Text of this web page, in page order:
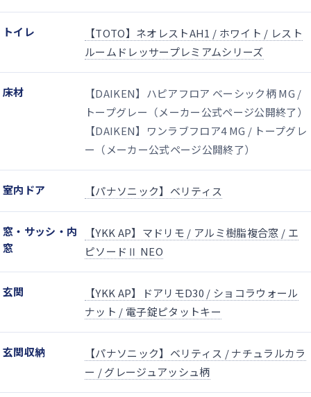
トイレ
【TOTO】ネオレストAH1 / ホワイト / レスト
ルームドレッサープレミアムシリーズ
床材
【DAIKEN】ハピアフロア ベーシック柄 MG /
トープグレー（メーカー公式ページ公開終了）
【DAIKEN】ワンラブフロア4 MG / トープグレ
ー（メーカー公式ページ公開終了）
室内ドア 【パナソニック】ベリティス
窓・サッシ・内
窓
【YKK AP】マドリモ / アルミ樹脂複合窓 / エ
ピソードⅡ NEO
玄関
【YKK AP】ドアリモD30 / ショコラウォール
ナット / 電子錠ピタットキー
玄関収納
【パナソニック】ベリティス / ナチュラルカラ
ー / グレージュアッシュ柄